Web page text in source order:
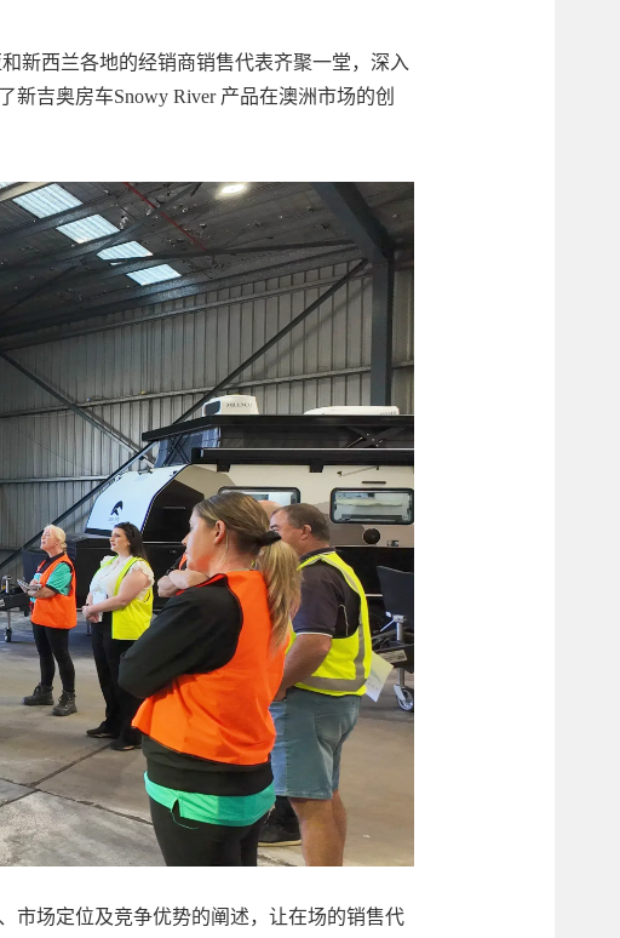
新西兰各地的经销商销售代表齐聚一堂，深入
吉奥房车Snowy River 产品在澳洲市场的创
市场定位及竞争优势的阐述，让在场的销售代